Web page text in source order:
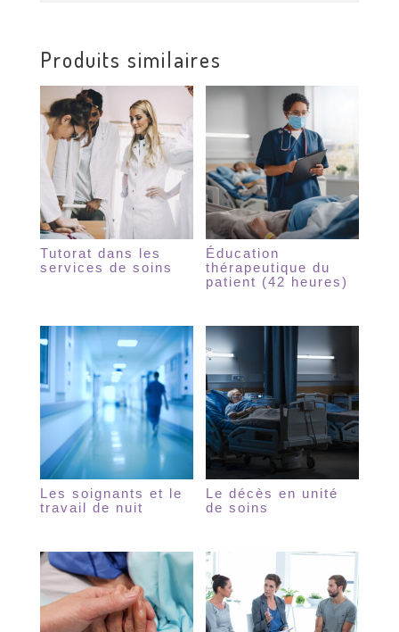
Produits similaires
Tutorat dans les
services de soins
Éducation
thérapeutique du
patient (42 heures)
Les soignants et le
travail de nuit
Le décès en unité
de soins